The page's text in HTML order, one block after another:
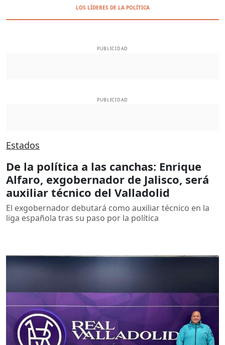
LOS LÍDERES DE LA POLÍTICA
PUBLICIDAD
PUBLICIDAD
Estados
De la política a las canchas: Enrique
Alfaro, exgobernador de Jalisco, será
auxiliar técnico del Valladolid
El exgobernador debutará como auxiliar técnico en la
liga española tras su paso por la política